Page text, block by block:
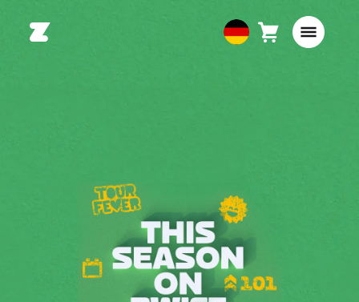
EuropeanWarenkorb